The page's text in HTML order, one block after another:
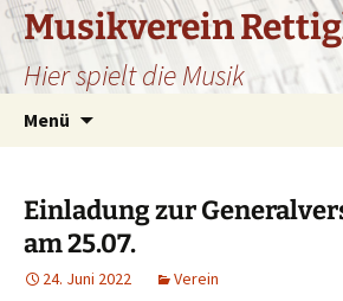
Zum
Inhalt
springen
Musikverein
Hier spielt die Musik
Menü
Einladung zur
am 25.07.
24. Juni 2022 Verein